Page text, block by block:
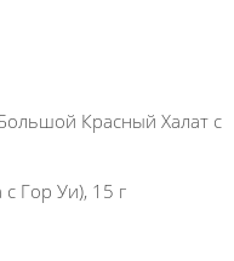
Красный Халат с
Гор Уи), 15 г